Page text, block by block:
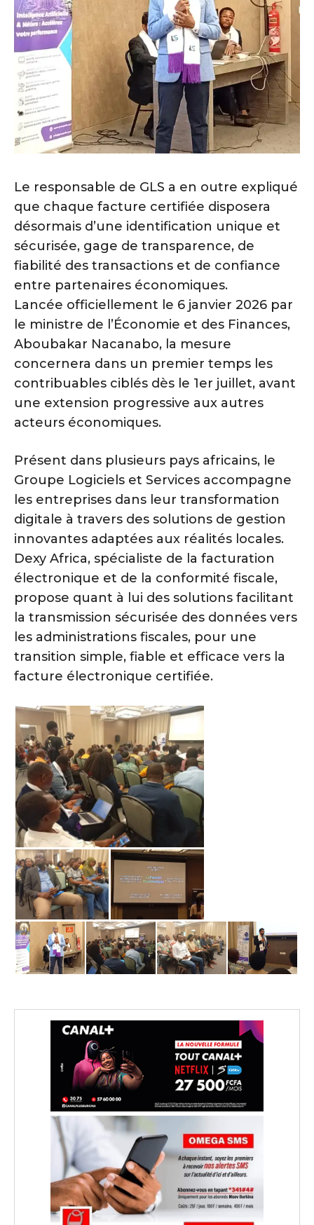
Le responsable de GLS a en outre expliqué
que chaque facture certifiée disposera
désormais d’une identification unique et
sécurisée, gage de transparence, de
fiabilité des transactions et de confiance
entre partenaires économiques.
Lancée officiellement le 6 janvier 2026 par
le ministre de l’Économie et des Finances,
Aboubakar Nacanabo, la mesure
concernera dans un premier temps les
contribuables ciblés dès le 1er juillet, avant
une extension progressive aux autres
acteurs économiques.
Présent dans plusieurs pays africains, le
Groupe Logiciels et Services accompagne
les entreprises dans leur transformation
digitale à travers des solutions de gestion
innovantes adaptées aux réalités locales.
Dexy Africa, spécialiste de la facturation
électronique et de la conformité fiscale,
propose quant à lui des solutions facilitant
la transmission sécurisée des données vers
les administrations fiscales, pour une
transition simple, fiable et efficace vers la
facture électronique certifiée.